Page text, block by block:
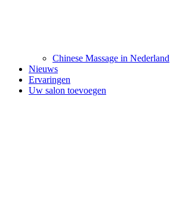
Chinese Massage in Nederland
Nieuws
Ervaringen
Uw salon toevoegen